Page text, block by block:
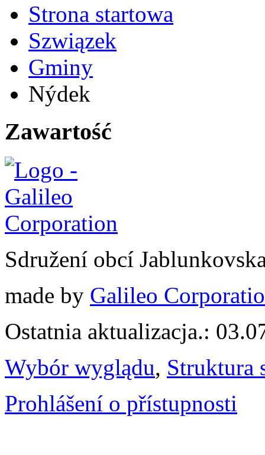
Strona startowa
Szwiązek
Gminy
Nýdek
Zawartość
Sdružení obcí
made by Galileo
Ostatnia aktualizacja.:
Wybór wyglądu, Struktura
Prohlášení o přístupnosti